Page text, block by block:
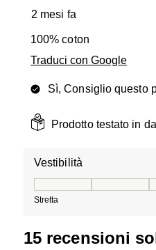
2 mesi fa
100% coton
Traduci con Google
Sì, Consiglio questo
Prodotto testato in
Vestibilità
Stretta
15 recensioni